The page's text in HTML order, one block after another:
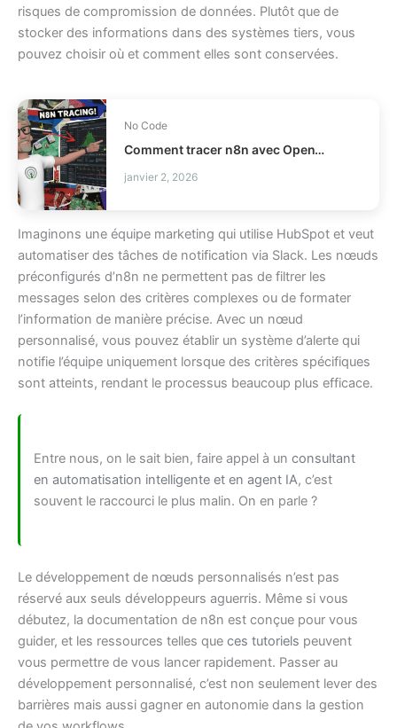
risques de compromission de données. Plutôt que de
stocker des informations dans des systèmes tiers, vous
pouvez choisir où et comment elles sont conservées.
No Code
Comment tracer n8n avec OpenTelemetry sans verrouillage ?
janvier 2, 2026
Imaginons une équipe marketing qui utilise HubSpot et veut
automatiser des tâches de notification via Slack. Les nœuds
préconfigurés d’n8n ne permettent pas de filtrer les
messages selon des critères complexes ou de formater
l’information de manière précise. Avec un nœud
personnalisé, vous pouvez établir un système d’alerte qui
notifie l’équipe uniquement lorsque des critères spécifiques
sont atteints, rendant le processus beaucoup plus efficace.
Entre nous, on le sait bien, faire appel à un consultant
en automatisation intelligente et en agent IA, c’est
souvent le raccourci le plus malin. On en parle ?
Le développement de nœuds personnalisés n’est pas
réservé aux seuls développeurs aguerris. Même si vous
débutez, la documentation de n8n est conçue pour vous
guider, et les ressources telles que ces tutoriels peuvent
vous permettre de vous lancer rapidement. Passer au
développement personnalisé, c’est non seulement lever des
barrières mais aussi gagner en autonomie dans la gestion